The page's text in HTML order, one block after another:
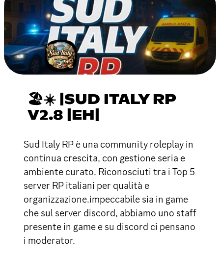
🏖☀ |SUD ITALY RP
V2.8 |EH|
Sud Italy RP è una community roleplay in
continua crescita, con gestione seria e
ambiente curato. Riconosciuti tra i Top 5
server RP italiani per qualità e
organizzazione.impeccabile sia in game
che sul server discord, abbiamo uno staff
presente in game e su discord ci pensano
i moderator.